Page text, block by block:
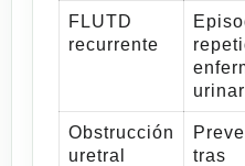
FLUTD
recurrente
Obstrucción
uretral
tras